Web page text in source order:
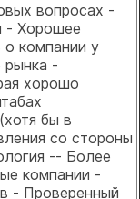
вопросах -
- Хорошее
о компании у
рынка -
хорошо
бы в
со стороны
-- Более
компании -
- Проверенный